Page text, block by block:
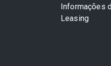
Informações
Leasing